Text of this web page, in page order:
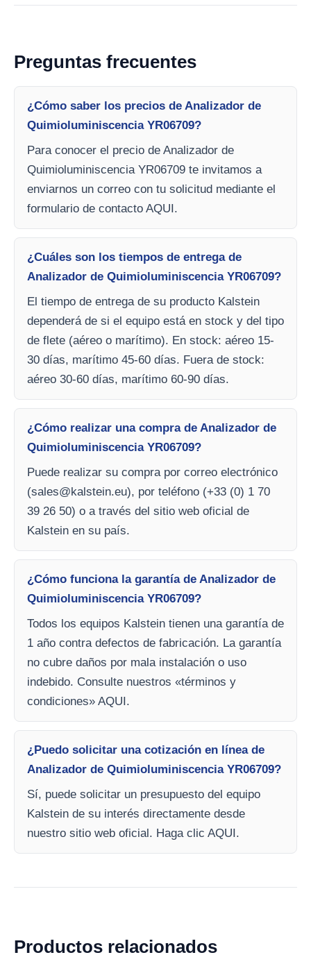
Preguntas frecuentes
¿Cómo saber los precios de Analizador de
Quimioluminiscencia YR06709?
Para conocer el precio de Analizador de
Quimioluminiscencia YR06709 te invitamos a
enviarnos un correo con tu solicitud mediante el
formulario de contacto AQUI.
¿Cuáles son los tiempos de entrega de
Analizador de Quimioluminiscencia YR06709?
El tiempo de entrega de su producto Kalstein
dependerá de si el equipo está en stock y del tipo
de flete (aéreo o marítimo). En stock: aéreo 15-
30 días, marítimo 45-60 días. Fuera de stock:
aéreo 30-60 días, marítimo 60-90 días.
¿Cómo realizar una compra de Analizador de
Quimioluminiscencia YR06709?
Puede realizar su compra por correo electrónico
(sales@kalstein.eu), por teléfono (+33 (0) 1 70
39 26 50) o a través del sitio web oficial de
Kalstein en su país.
¿Cómo funciona la garantía de Analizador de
Quimioluminiscencia YR06709?
Todos los equipos Kalstein tienen una garantía de
1 año contra defectos de fabricación. La garantía
no cubre daños por mala instalación o uso
indebido. Consulte nuestros «términos y
condiciones» AQUI.
¿Puedo solicitar una cotización en línea de
Analizador de Quimioluminiscencia YR06709?
Sí, puede solicitar un presupuesto del equipo
Kalstein de su interés directamente desde
nuestro sitio web oficial. Haga clic AQUI.
Productos relacionados